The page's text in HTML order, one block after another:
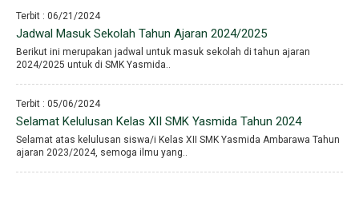
Terbit : 06/21/2024
Jadwal Masuk Sekolah Tahun Ajaran 2024/2025
Berikut ini merupakan jadwal untuk masuk sekolah di tahun ajaran
2024/2025 untuk di SMK Yasmida..
Terbit : 05/06/2024
Selamat Kelulusan Kelas XII SMK Yasmida Tahun 2024
Selamat atas kelulusan siswa/i Kelas XII SMK Yasmida Ambarawa Tahun
ajaran 2023/2024, semoga ilmu yang..